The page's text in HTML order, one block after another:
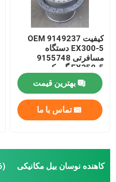
کیفیت OEM 9149237
EX300-5 دستگاه
مسافرتی 9155748
EX350-5 گیربکس
مسافرتی
بهترین قیمت
تماس با ما
کاهنده نوسان بیل مکانیکی (46)